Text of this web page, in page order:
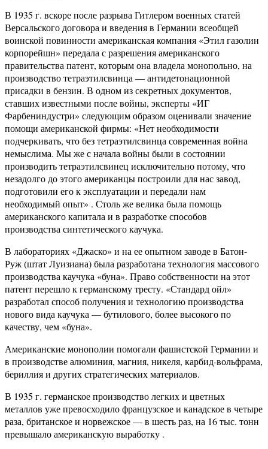
В 1935 г. вскоре после разрыва Гитлером военных статей
Версальского договора и введения в Германии всеобщей
воинской повинности американская компания «Этил газолин
корпорейшн» передала с разрешения американского
правительства патент, которым она владела монопольно, на
производство тетраэтилсвинца — антидетонационной
присадки в бензин. В одном из секретных документов,
ставших известными после войны, эксперты «ИГ
Фарбениндустри» следующим образом оценивали значение
помощи американской фирмы: «Нет необходимости
подчеркивать, что без тетраэтилсвинца современная война
немыслима. Мы же с начала войны были в состоянии
производить тетраэтилсвинец исключительно потому, что
незадолго до этого американцы построили для нас завод,
подготовили его к эксплуатации и передали нам
необходимый опыт» . Столь же велика была помощь
американского капитала и в разработке способов
производства синтетического каучука.
В лабораториях «Джаско» и на ее опытном заводе в Батон-
Руж (штат Луизиана) была разработана технология массового
производства каучука «буна». Право собственности на этот
патент перешло к германскому тресту. «Стандард ойл»
разработал способ получения и технологию производства
нового вида каучука — бутилового, более высокого по
качеству, чем «буна».
Американские монополии помогали фашистской Германии и
в производстве алюминия, магния, никеля, карбид-вольфрама,
бериллия и других стратегических материалов.
В 1935 г. германское производство легких и цветных
металлов уже превосходило французское и канадское в четыре
раза, британское и норвежское — в шесть раз, на 16 тыс. тонн
превышало американскую выработку .